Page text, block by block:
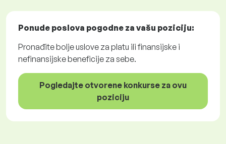
Ponude poslova pogodne za vašu poziciju:
Pronađite bolje uslove za platu ili finansijske i
nefinansijske beneficije za sebe.
Pogledajte otvorene konkurse za ovu
poziciju